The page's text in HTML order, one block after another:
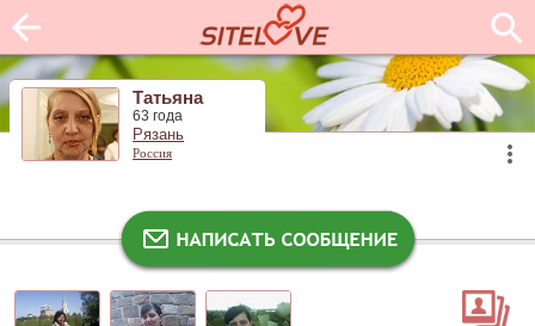
Татьяна
63 года
Рязань
Россия